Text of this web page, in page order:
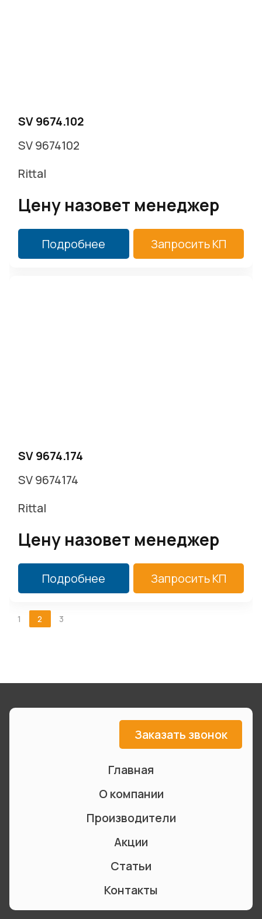
SV 9674.102
SV 9674102
Rittal
Цену назовет менеджер
Подробнее Запросить КП
SV 9674.174
SV 9674174
Rittal
Цену назовет менеджер
Подробнее Запросить КП
1 2 3
Заказать звонок
Главная
О компании
Производители
Акции
Статьи
Контакты